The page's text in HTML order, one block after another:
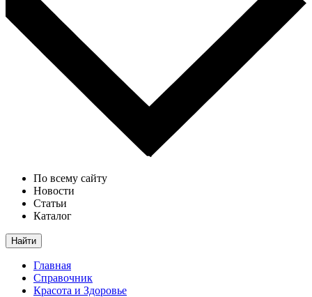
По всему сайту
Новости
Статьи
Каталог
Найти
Главная
Справочник
Красота и Здоровье